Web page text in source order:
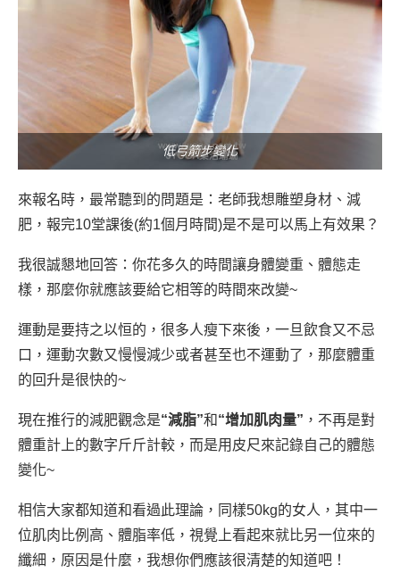
低弓箭步變化
來報名時，最常聽到的問題是：老師我想雕塑身材、減
肥，報完10堂課後(約1個月時間)是不是可以馬上有效果？
我很誠懇地回答：你花多久的時間讓身體變重、體態走
樣，那麼你就應該要給它相等的時間來改變~
運動是要持之以恒的，很多人瘦下來後，一旦飲食又不忌
口，運動次數又慢慢減少或者甚至也不運動了，那麼體重
的回升是很快的~
現在推行的減肥觀念是“減脂”和“增加肌肉量” ，不再是對
體重計上的數字斤斤計較，而是用皮尺來記錄自己的體態
變化~
相信大家都知道和看過此理論，同樣50kg的女人，其中一
位肌肉比例高、體脂率低，視覺上看起來就比另一位來的
纖細，原因是什麼，我想你們應該很清楚的知道吧！